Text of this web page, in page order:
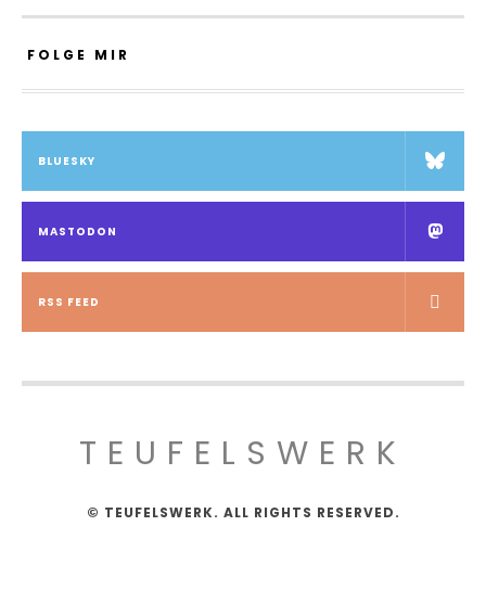
FOLGE MIR
BLUESKY
MASTODON
RSS FEED
TEUFELSWERK
© TEUFELSWERK. ALL RIGHTS RESERVED.